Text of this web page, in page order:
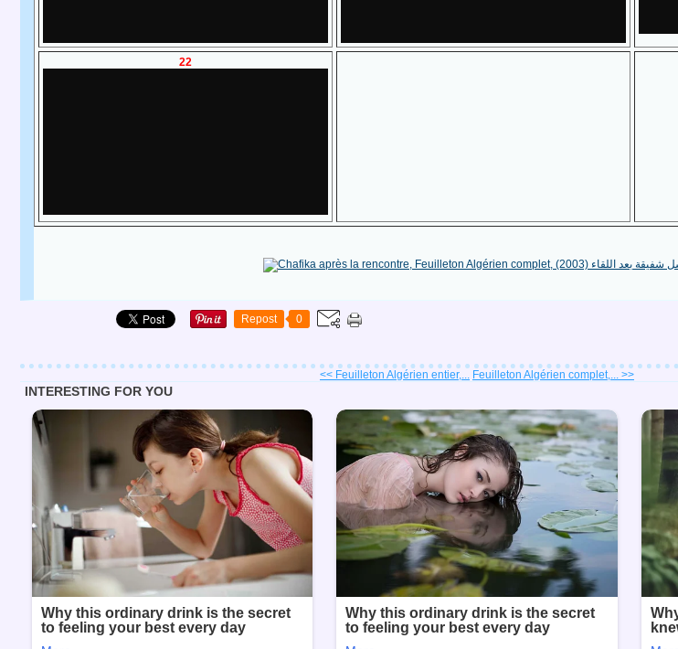
22
Repost 0
<< Feuilleton Algérien entier,... Feuilleton Algérien complet,... >>